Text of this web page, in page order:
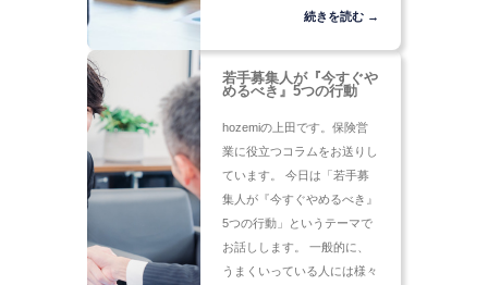
続きを読む →
若手募集人が『今すぐや
めるべき』5つの行動
hozemiの上田です。保険営
業に役立つコラムをお送りし
ています。 今日は「若手募
集人が『今すぐやめるべき』
5つの行動」というテーマで
お話しします。 一般的に、
うまくいっている人には様々